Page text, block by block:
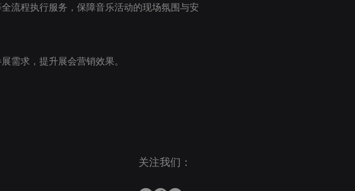
流程执行服务，保障音乐活动的现场氛围与安
需求，提升展会营销效果。
关注我们：